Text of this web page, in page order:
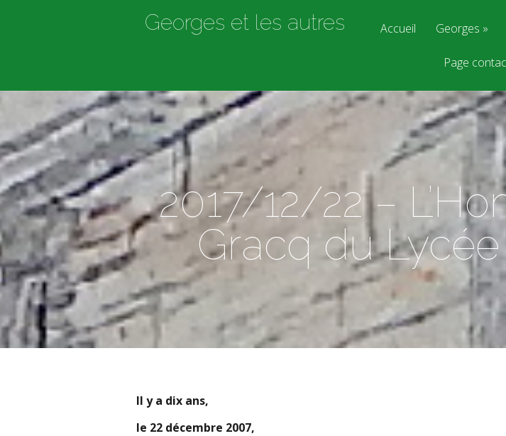
Georges et les autres Accueil Georges
Page
2017/12/22 –
Gracq du
Il y a dix ans,
le 22 décembre 2007,